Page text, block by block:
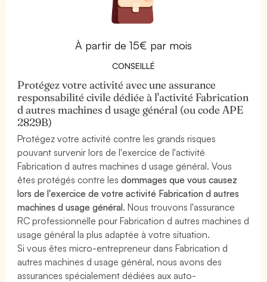
À partir de 15€ par mois
CONSEILLÉ
Protégez votre activité avec une assurance
responsabilité civile dédiée à l'activité Fabrication
d autres machines d usage général (ou code APE
2829B)
Protégez votre activité contre les grands risques
pouvant survenir lors de l'exercice de l'activité
Fabrication d autres machines d usage général. Vous
êtes protégés contre lesdommages que vous causez
lors de l'exercice de votre activité Fabrication d autres
machines d usage général. Nous trouvons l'assurance
RC professionnelle pour Fabrication d autres machines d
usage général la plus adaptée à votre situation.
Si vous êtes micro-entrepreneur dans Fabrication d
autres machines d usage général, nous avons des
assurances spécialement dédiées aux auto-